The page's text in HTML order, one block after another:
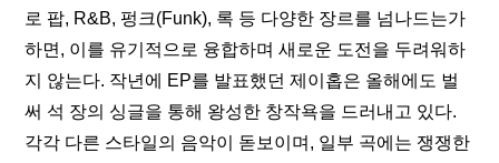
로 팝, R&B, 펑크(Funk), 록 등 다양한 장르를 넘나드는가
하면, 이를 유기적으로 융합하며 새로운 도전을 두려워하
지 않는다. 작년에 EP를 발표했던 제이홉은 올해에도 벌
써 석 장의 싱글을 통해 왕성한 창작욕을 드러내고 있다.
각각 다른 스타일의 음악이 돋보이며, 일부 곡에는 쟁쟁한